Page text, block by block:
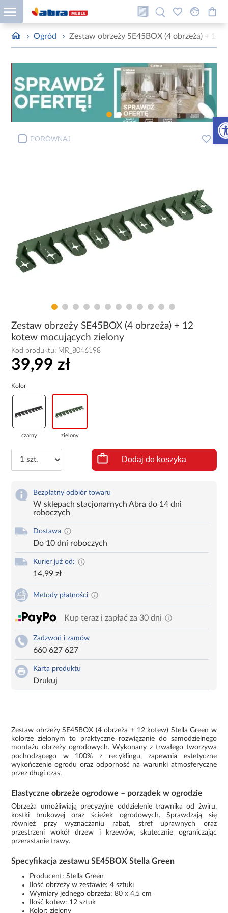
› Ogród › Zestaw obrzeży SE45BOX (4 obrzeża) + 12
PORÓWNAJ
Zestaw obrzeży SE45BOX (4 obrzeża) + 12
kotew mocujących zielony
Kod produktu: MR_8046198
39,99 zł
Kolor
czarny zielony
Dodaj do koszyka
Bezpłatny odbiór towaru
W sklepach stacjonarnych Abra do 14 dni
roboczych
Dostawa
Do 10 dni roboczych
Kurier już od:
14,99 zł
Metody płatności
Kup teraz i zapłać za 30 dni
Zadzwoń i zamów
660 627 627
Karta produktu
Drukuj
Zestaw obrzeży SE45BOX (4 obrzeża + 12 kotew) Stella Green w
kolorze zielonym to praktyczne rozwiązanie do samodzielnego
montażu obrzeży ogrodowych. Wykonany z trwałego tworzywa
pochodzącego w 100% z recyklingu, zapewnia estetyczne
wykończenie ogrodu oraz odporność na warunki atmosferyczne
przez długi czas.
Elastyczne obrzeże ogrodowe – porządek w ogrodzie
Obrzeża umożliwiają precyzyjne oddzielenie trawnika od żwiru,
kostki brukowej oraz ścieżek ogrodowych. Sprawdzają się
również przy wyznaczaniu rabat, stref uprawnych oraz
przestrzeni wokół drzew i krzewów, skutecznie ograniczając
przerastanie trawy.
Specyfikacja zestawu SE45BOX Stella Green
Producent: Stella Green
Ilość obrzeży w zestawie: 4 sztuki
Wymiary jednego obrzeża: 80 x 4,5 cm
Ilość kotew: 12 sztuk
Kolor: zielony